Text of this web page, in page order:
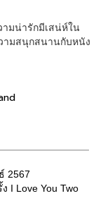
มน่ารักมีเสน่ห์ใน
ามสนุกสนานกับหนัง
2567
I Love You Two